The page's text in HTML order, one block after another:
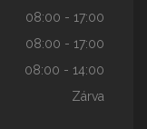
08:00 - 17:00
08:00 - 17:00
08:00 - 14:00
Zárva